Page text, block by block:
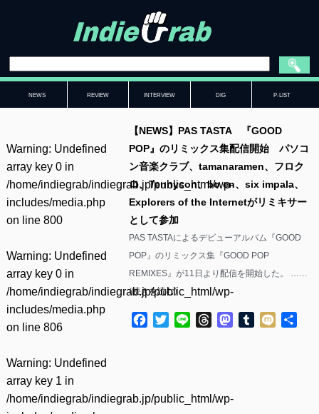
NEWS REVIEW INTERVIEW DIG P-LIST
Warning: Undefined
array key 0 in
/home/indiegrab/indiegrab.jp/public_html/wp-
includes/media.php
on line 800
Warning: Undefined
array key 0 in
/home/indiegrab/indiegrab.jp/public_html/wp-
includes/media.php
on line 806
Warning: Undefined
array key 1 in
/home/indiegrab/indiegrab.jp/public_html/wp-
【NEWS】PAS TASTA 『GOOD
POP』のリミックス集配信開始 パソコ
ン音楽クラブ、tamanaramen、フロク
ロ、Tennyson、bo en、six impala、
Explorers of the Internetがリミキサー
として参加
PAS TASTAによるデビューアルバム『GOOD
POP』のリミックス集『GOOD POP
REMIXES』が11日より配信を開始した。 ……
(続きを読む)
Facebook
TwitterLine ThreadsMastodon
Tumblr
Mixi